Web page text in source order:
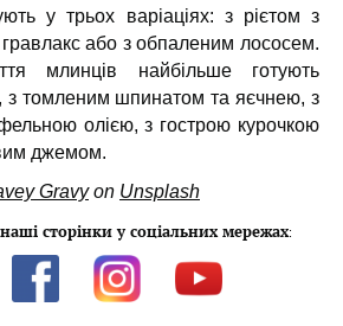
у трьох варіаціях: з рієтом з
або з обпаленим лососем.
млинців найбільше готують
з томленим шпинатом та яєчнею, з
олією, з гострою курочкою
джемом.
Gravyon Unsplash
сторінки у соціальних мережах: